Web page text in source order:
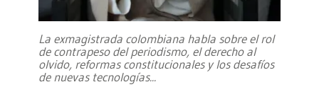
La exmagistrada colombiana habla sobre el rol
de contrapeso del periodismo, el derecho al
olvido, reformas constitucionales y los desafíos
de nuevas tecnologías...